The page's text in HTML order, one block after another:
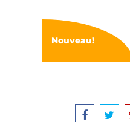
Nouveau!